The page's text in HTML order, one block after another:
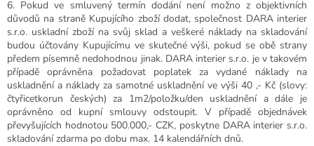
6. Pokud ve smluvený termín dodání není možno z objektivních
důvodů na straně Kupujícího zboží dodat, společnost DARA interier
s.r.o. uskladní zboží na svůj sklad a veškeré náklady na skladování
budou účtovány Kupujícímu ve skutečné výši, pokud se obě strany
předem písemně nedohodnou jinak. DARA interier s.r.o. je v takovém
případě oprávněna požadovat poplatek za vydané náklady na
uskladnění a náklady za samotné uskladnění ve výši 40 ,- Kč (slovy:
čtyřicetkorun českých) za 1m2/položku/den uskladnění a dále je
oprávněno od kupní smlouvy odstoupit. V případě objednávek
převyšujících hodnotou 500.000,- CZK, poskytne DARA interier s.r.o.
skladování zdarma po dobu max. 14 kalendářních dnů.